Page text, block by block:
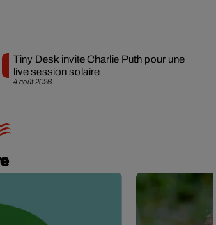
4 août 2026
Tiny Desk invite Charlie Puth pour une
live session solaire